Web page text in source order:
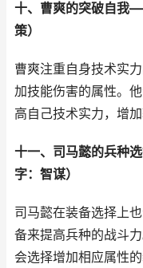
十、曹爽的突破自我
策）
曹爽注重自身技术实
加技能伤害的属性。
高自己技术实力，增
十一、司马懿的兵种
字：智谋）
司马懿在装备选择上
备来提高兵种的战斗
会选择增加相应属性